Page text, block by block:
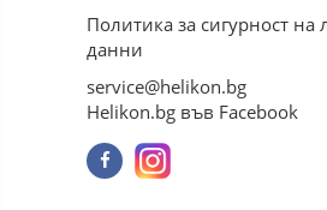
Политика за сигурност на
данни
service@helikon.bg
Helikon.bg във Facebook